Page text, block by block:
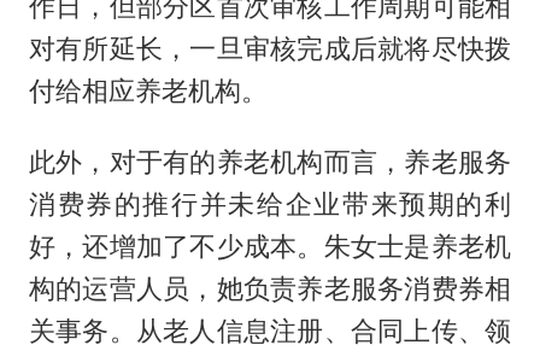
对有所延长，一旦审核完成后就将尽快拨
付给相应养老机构。
此外，对于有的养老机构而言，养老服务
消费券的推行并未给企业带来预期的利
好，还增加了不少成本。朱女士是养老机
构的运营人员，她负责养老服务消费券相
关事务。从老人信息注册、合同上传、领